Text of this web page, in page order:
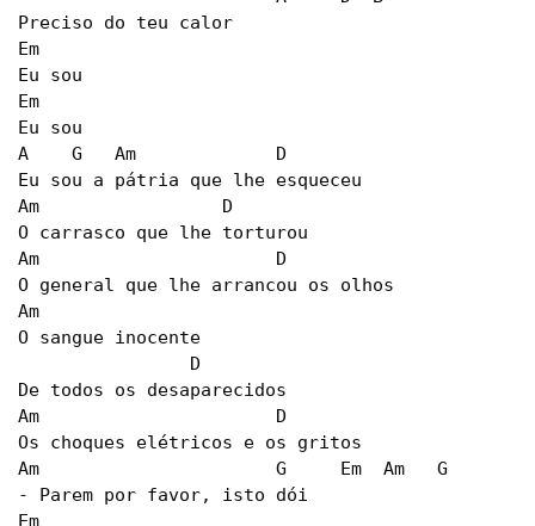
Preciso do teu calor
Em
Eu sou
Em
Eu sou
A    G   Am		D
Eu sou a pátria que lhe esqueceu
Am		   D
O carrasco que lhe torturou
Am			D
O general que lhe arrancou os olhos
Am
O sangue inocente
De todos os desaparecidos
Am			D
Os choques elétricos e os gritos
Am			G     Em  Am   G
- Parem por favor, isto dói
Em